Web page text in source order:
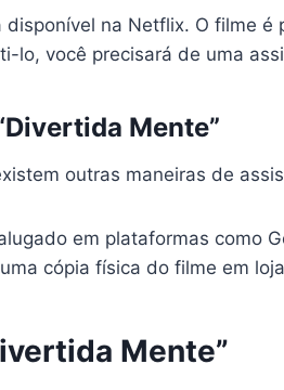
disponível na Netflix. O filme
lo, você precisará de uma
Mente”
outras maneiras de
em plataformas como
cópia física do filme em
Mente”